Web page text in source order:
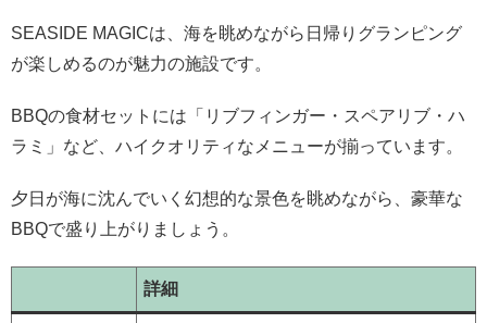
SEASIDE MAGICは、海を眺めながら日帰りグランピング
が楽しめるのが魅力の施設です。
BBQの食材セットには「リブフィンガー・スペアリブ・ハ
ラミ」など、ハイクオリティなメニューが揃っています。
夕日が海に沈んでいく幻想的な景色を眺めながら、豪華な
BBQで盛り上がりましょう。
詳細